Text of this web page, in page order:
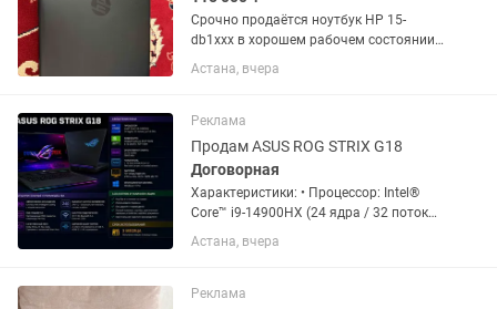
Срочно продаётся ноутбук HP 15-
db1xxx в хорошем рабочем состоянии.
Характеристики: • Процессор: AMD
Ryzen 5 3500U (4 ядра, 8 потоков, до 3.7
Graphics •...
Астана, вчера
Реклама
Продам ASUS ROG STRIX G18
Договорная
Характеристики: • Процессор: Intel®️
Core™️ i9-14900HX (24 ядра / 32 потока,
до 5.8 ГГц) • Видеокарта: NVIDIA
GeForce RTX 5070 8 ГБ GDDR7 •
Накопитель: SSD NVMe 1 ТБ...
Астана, вчера
Реклама